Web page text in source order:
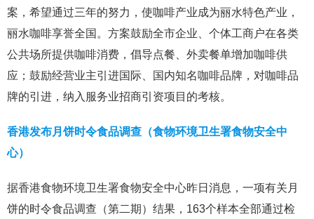
案，希望通过三年的努力，使咖啡产业成为丽水特色产业，
丽水咖啡享誉全国。方案鼓励全市企业、个体工商户在各类
公共场所提供咖啡消费，倡导点餐、外卖餐单增加咖啡供
应；鼓励经营业主引进国际、国内知名咖啡品牌，对咖啡品
牌的引进，纳入服务业招商引资项目的考核。
香港发布月饼时令食品调查（食物环境卫生署食物安全中
心）
据香港食物环境卫生署食物安全中心昨日消息，一项有关月
饼的时令食品调查（第二期）结果，163个样本全部通过检